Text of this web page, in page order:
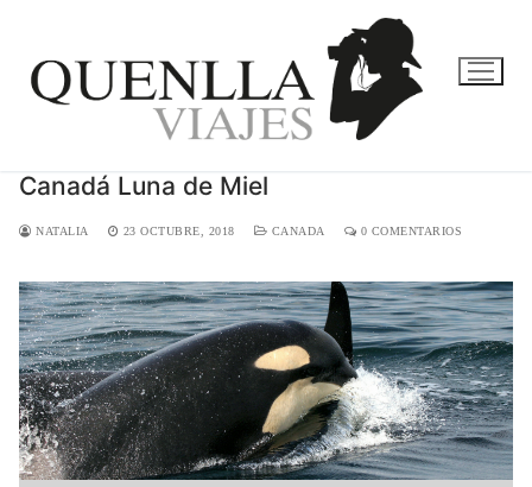
contenido
Canadá Luna de Miel
NATALIA 23 OCTUBRE, 2018 CANADA 0 COMENTARIOS